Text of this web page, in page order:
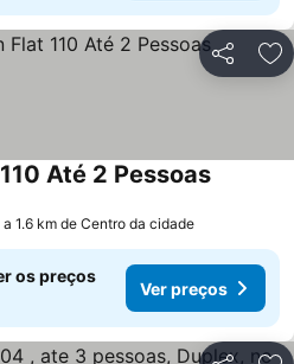
Partilhar
Até 2 PessoasVer
a 1.6 km de Centro da cidade
os preços
Ver preços